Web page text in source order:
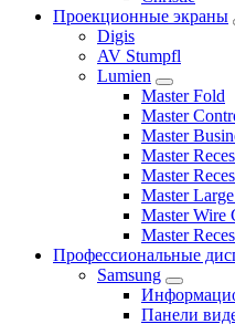
Проекционные экраны
Digis
AV Stumpfl
Lumien
Master Fold
Master
Master
Master
Master
Master
Master Wire
Master
Профессиональные
Samsung
Панели